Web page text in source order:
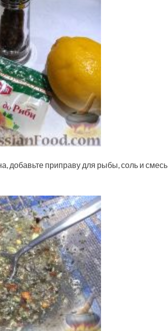
добавьте приправу для рыбы, соль и смесь